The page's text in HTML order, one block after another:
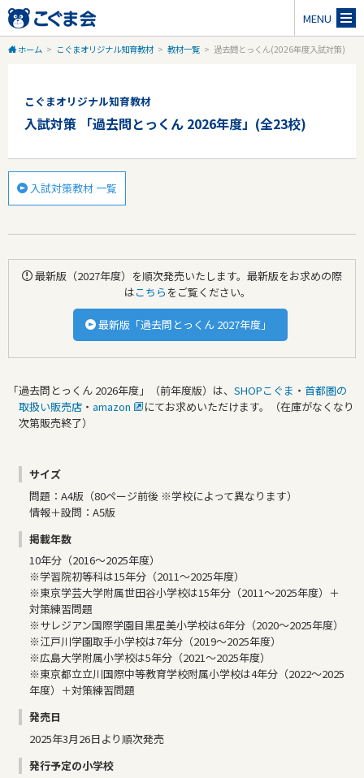
MENU
ホーム > こぐまオリジナル知育教材 > 教材一覧 > 過去問とっくん(2026年度入試対策)
こぐまオリジナル知育教材
入試対策 「過去問とっくん 2026年度」(全23校)
入試対策教材 一覧
最新版（2027年度）を順次発売いたします。最新版をお求めの際
はこちら をご覧ください。
最新版「過去問とっくん 2027年度」
「過去問とっくん 2026年度」（前年度版）は、 SHOPこぐま ・ 首都圏の
取扱い販売店 ・ amazon
にてお求めいただけます。（在庫がなくなり
次第販売終了）
サイズ
問題：A4版（80ページ前後 ※学校によって異なります）
情報＋設問：A5版
掲載年数
10年分（2016～2025年度）
※学習院初等科は15年分（2011～2025年度）
※東京学芸大学附属世田谷小学校は15年分（2011～2025年度）＋
対策練習問題
※サレジアン国際学園目黒星美小学校は6年分（2020～2025年度）
※江戸川学園取手小学校は7年分（2019～2025年度）
※広島大学附属小学校は5年分（2021～2025年度）
※東京都立立川国際中等教育学校附属小学校は4年分（2022～2025
年度）＋対策練習問題
発売日
2025年3月26日より順次発売
発行予定の小学校